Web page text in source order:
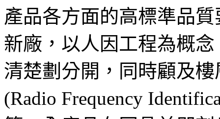
產品各方面的高標準品
新廠，以人因工程為概
清楚劃分開，同時顧及
(Radio Frequency